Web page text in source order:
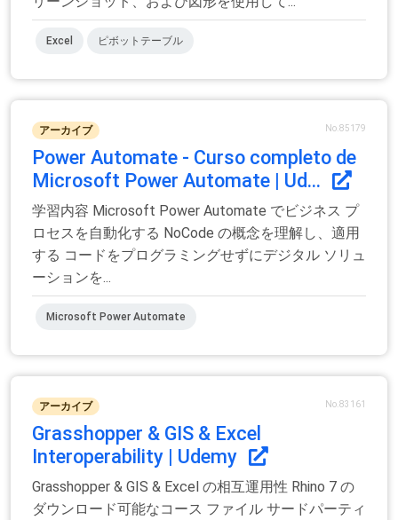
Excel ピボットテーブル
アーカイブ No.85179
Power Automate - Curso completo de
Microsoft Power Automate | Ud...
学習内容 Microsoft Power Automate でビジネス プ
ロセスを自動化する NoCode の概念を理解し、適用
する コードをプログラミングせずにデジタル ソリュ
ーションを...
Microsoft Power Automate
アーカイブ No.83161
Grasshopper & GIS & Excel
Interoperability | Udemy
Grasshopper & GIS & Excel の相互運用性 Rhino 7 の
ダウンロード可能なコース ファイル サードパーティ